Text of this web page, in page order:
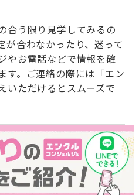
合う限り見学してみるの
が合わなかったり、迷って
やお電話などで情報を確
す。ご連絡の際には「エン
いただけるとスムーズで